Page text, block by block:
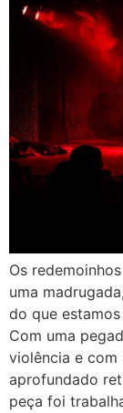
Os
uma
do que
Com uma
violência e com
aprofundado
peça foi